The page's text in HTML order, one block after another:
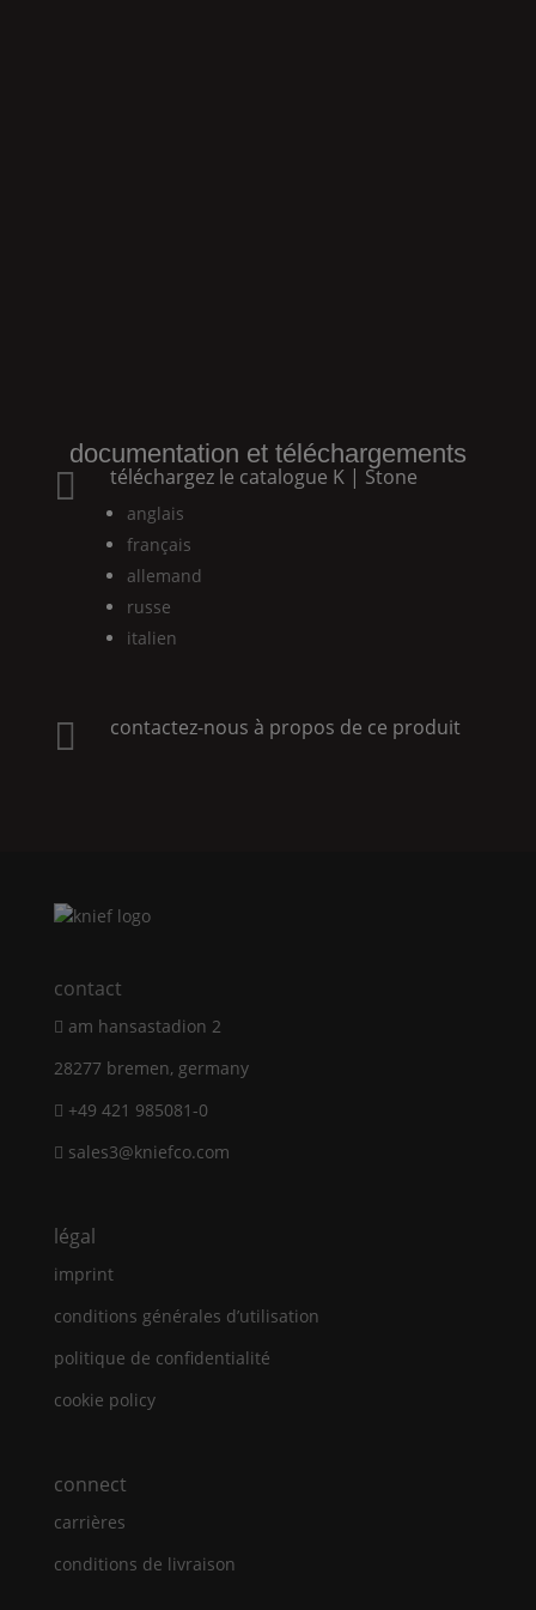
documentation et téléchargements
 téléchargez le catalogue K | Stone
anglais
français
allemand
russe
italien
 contactez-nous à propos de ce produit
contact
am hansastadion 2
28277 bremen, germany
+49 421 985081-0
sales3@kniefco.com
légal
imprint
conditions générales d’utilisation
politique de confidentialité
cookie policy
connect
carrières
conditions de livraison